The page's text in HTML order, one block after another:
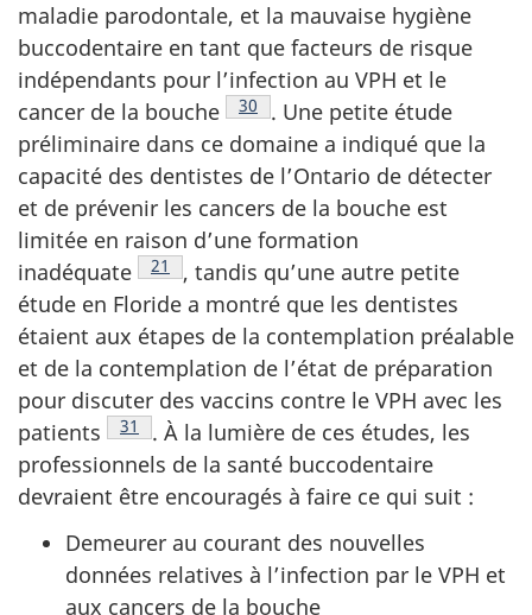
maladie parodontale, et la mauvaise hygiène
buccodentaire en tant que facteurs de risque
indépendants pour l’infection au VPH et le
cancer de la bouche Note de bas de page
30 . Une petite étude
préliminaire dans ce domaine a indiqué que la
capacité des dentistes de l’Ontario de détecter
et de prévenir les cancers de la bouche est
limitée en raison d’une formation
inadéquate
Note de bas de page
21 , tandis qu’une autre petite
étude en Floride a montré que les dentistes
étaient aux étapes de la contemplation préalable
et de la contemplation de l’état de préparation
pour discuter des vaccins contre le VPH avec les
patients
Note de bas de page
31 . À la lumière de ces études, les
professionnels de la santé buccodentaire
devraient être encouragés à faire ce qui suit :
Demeurer au courant des nouvelles
données relatives à l’infection par le VPH et
aux cancers de la bouche